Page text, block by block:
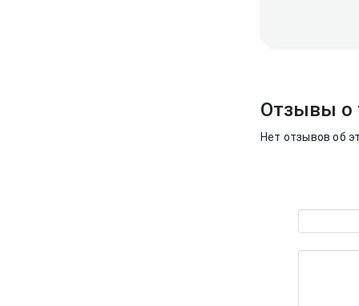
Отзывы о
Нет отзывов об